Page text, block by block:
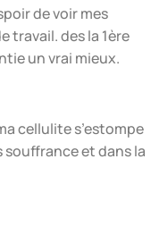
de voir mes
travail. des la 1ère
un vrai mieux.
cellulite s’estompe
souffrance et dans la